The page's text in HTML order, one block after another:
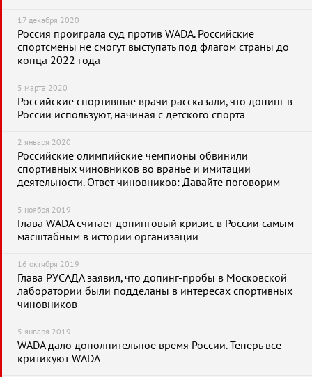
17 декабря 2020
Россия проиграла суд против WADA. Российские
спортсмены не смогут выступать под флагом страны до
конца 2022 года
5 марта 2020
Российские спортивные врачи рассказали, что допинг в
России используют, начиная с детского спорта
2 января 2020
Российские олимпийские чемпионы обвинили
спортивных чиновников во вранье и имитации
деятельности. Ответ чиновников: Давайте поговорим
5 ноября 2019
Глава WADA считает допинговый кризис в России самым
масштабным в истории организации
16 октября 2019
Глава РУСАДА заявил, что допинг-пробы в Московской
лаборатории были подделаны в интересах спортивных
чиновников
5 января 2019
WADA дало дополнительное время России. Теперь все
критикуют WADA